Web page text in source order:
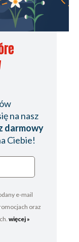
na nasz
darmowy
Ciebie!
e-mail
oraz
więcej »